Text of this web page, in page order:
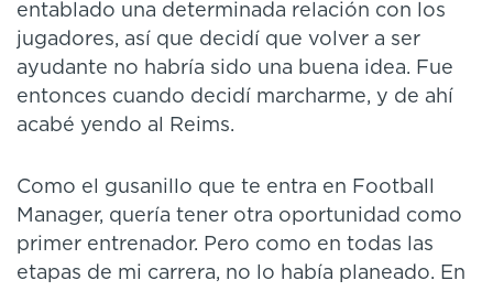
entablado una determinada relación con los
jugadores, así que decidí que volver a ser
ayudante no habría sido una buena idea. Fue
entonces cuando decidí marcharme, y de ahí
acabé yendo al Reims.
Como el gusanillo que te entra en Football
Manager, quería tener otra oportunidad como
primer entrenador. Pero como en todas las
etapas de mi carrera, no lo había planeado. En